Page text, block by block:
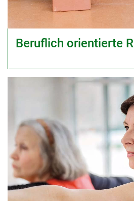
Beruflich orientierte